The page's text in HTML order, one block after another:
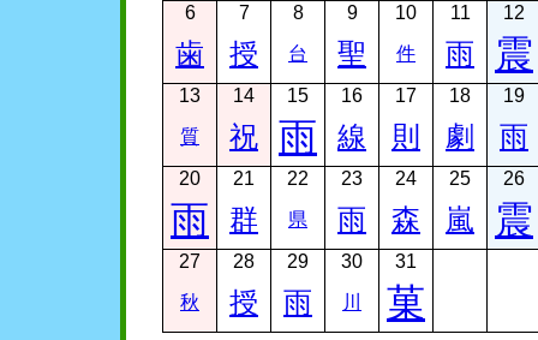
6
歯
7
授
8
台
9
聖
10
件
11
雨
12
震
13
質
14
祝
15
雨
16
線
17
則
18
劇
19
雨
20
雨
21
群
22
県
23
雨
24
森
25
嵐
26
震
27
秋
28
授
29
雨
30
川
31
菓